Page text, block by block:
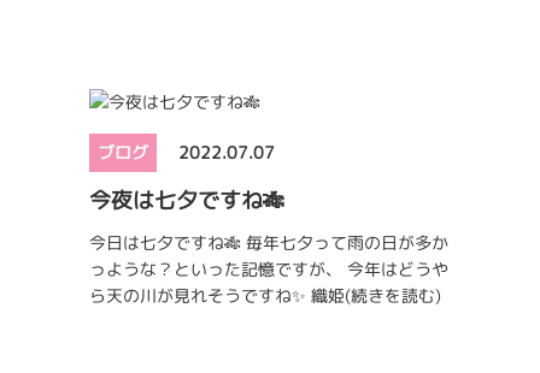
ブログ 2022.07.07
今夜は七夕ですね🎋
今日は七夕ですね🎋 毎年七夕って雨の日が多か
っような？といった記憶ですが、 今年はどうや
ら天の川が見れそうですね✨ 織姫(続きを読む)